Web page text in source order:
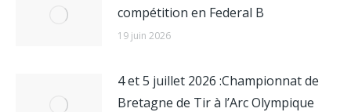
compétition en Federal B
19 juin 2026
4 et 5 juillet 2026 :Championnat de
Bretagne de Tir à l’Arc Olympique